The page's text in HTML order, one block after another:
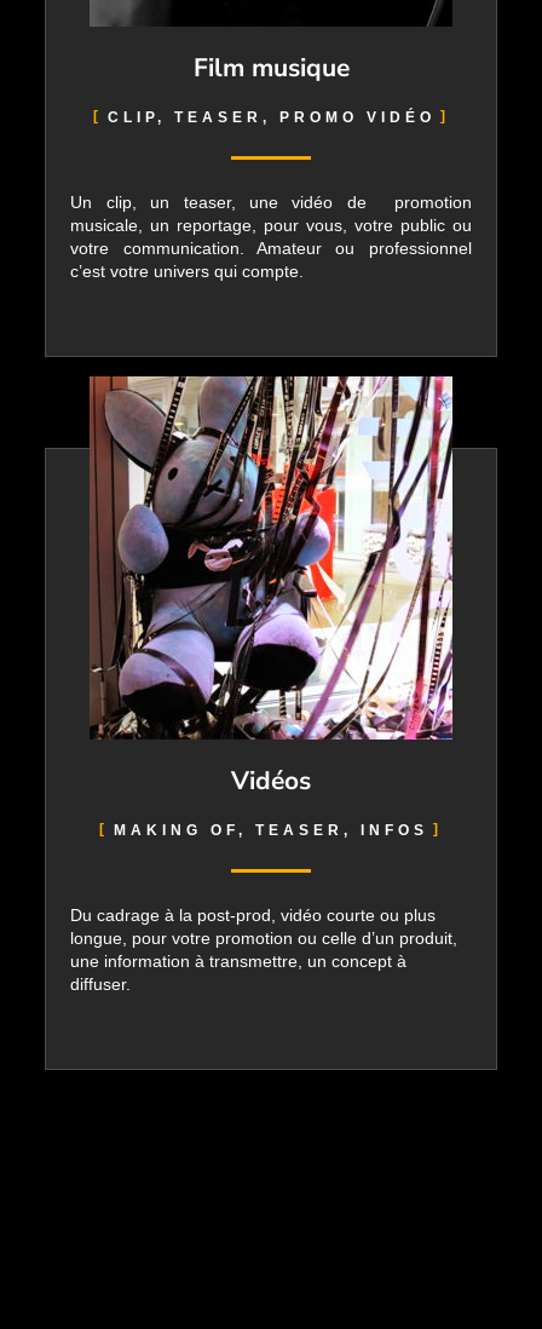
Film musique
CLIP, TEASER, PROMO VIDÉO
Un clip, un teaser, une vidéo de promotion
musicale, un reportage, pour vous, votre public ou
votre communication. Amateur ou professionnel
c’est votre univers qui compte.
Vidéos
MAKING OF, TEASER, INFOS
Du cadrage à la post-prod, vidéo courte ou plus
longue, pour votre promotion ou celle d’un produit,
une information à transmettre, un concept à
diffuser.